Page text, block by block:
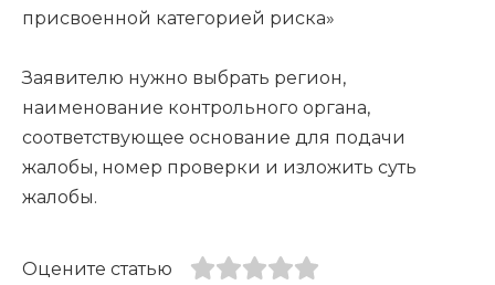
присвоенной категорией риска»
Заявителю нужно выбрать регион,
наименование контрольного органа,
соответствующее основание для подачи
жалобы, номер проверки и изложить суть
жалобы.
Оцените статью